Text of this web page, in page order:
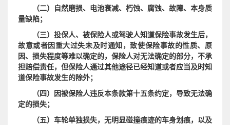
（二）自然磨损、电池衰减、朽蚀、腐蚀、故障、本身质
量缺陷；
（三）投保人、被保险人或驾驶人知道保险事故发生后，
故意或者因重大过失未及时通知，致使保险事故的性质、原
因、损失程度等难以确定的，保险人对无法确定的部分，不承
担赔偿责任，但保险人通过其他途径已经知道或者应当及时知
道保险事故发生的除外；
（四）因被保险人违反本条款第十五条约定，导致无法确
定的损失；
（五）车轮单独损失，无明显碰撞痕迹的车身划痕，以及